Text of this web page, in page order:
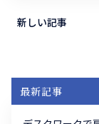
新しい記事
最新記事